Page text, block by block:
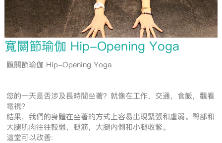
寬關節瑜伽 Hip-Opening Yoga
髖關節瑜伽 Hip-Opening Yoga
您的一天是否涉及長時間坐著？就像在工作，交通，食飯，觀看
電視？
結果，我們的身體在坐著的方式上容易出現緊張和虛弱。臀部和
大腿肌肉往往較弱，腿筋，大腿內側和小腿收緊。
這堂可以改善: